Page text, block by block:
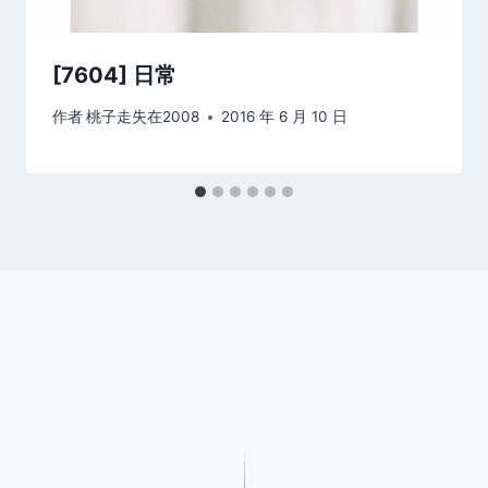
[7604] 日常
作者桃子走失在2008 2016 年 6 月 10 日